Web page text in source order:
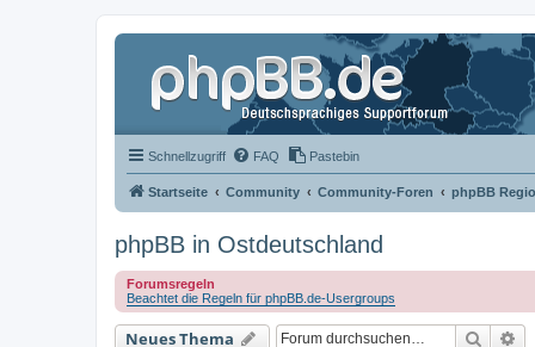
Schnellzugriff FAQ Pastebin
Startseite Community Community-Foren phpBB
phpBB in Ostdeutschland
Forumsregeln
Beachtet die Regeln für phpBB.de-Usergroups
Neues Thema Suche